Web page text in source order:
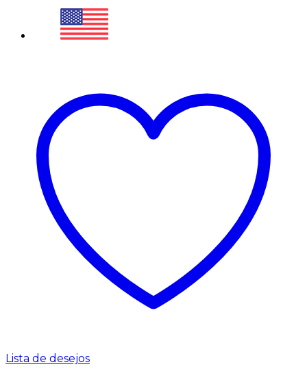
Lista de desejos